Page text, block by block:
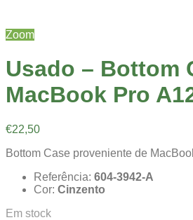
Zoom
Usado – Bottom
MacBook Pro
€22,50
Bottom Case proveniente de
Referência: 604-3942-A
Cor: Cinzento
Em stock